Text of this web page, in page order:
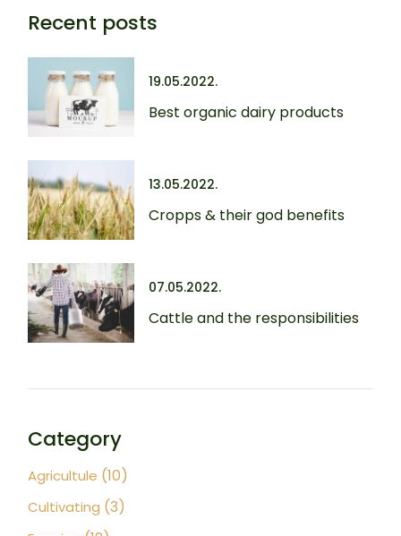
Recent posts
19.05.2022.
Best organic dairy products
13.05.2022.
Cropps & their god benefits
07.05.2022.
Cattle and the responsibilities
Category
Agricultule (10)
Cultivating (3)